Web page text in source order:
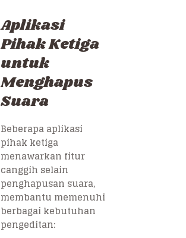
Aplikasi
Pihak Ketiga
untuk
Menghapus
Suara
Beberapa aplikasi
pihak ketiga
menawarkan fitur
canggih selain
penghapusan suara,
membantu memenuhi
berbagai kebutuhan
pengeditan: